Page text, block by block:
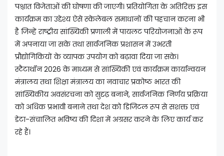
पश्चात विजेताओं की घोषणा की जाएगी। प्रतियोगिता के अतिरिक्त इस
कार्यक्रम का उद्देश्य ऐसे स्केलेबल समाधानों की पहचान करना भी
है जिन्हें राष्ट्रीय सांख्यिकी प्रणाली में पायलट परियोजनाओं के रूप
में अपनाया जा सके तथा सार्वजनिक प्रशासन में उभरती
प्रौद्योगिकियों के व्यापक उपयोग को बढ़ावा दिया जा सके।
स्टैटाथॉन 2026 के माध्यम से सांख्यिकी एवं कार्यक्रम कार्यान्वयन
मंत्रालय तथा शिक्षा मंत्रालय का नवाचार प्रकोष्ठ भारत की
सांख्यिकीय अवसंरचना को सुदृढ़ बनाने, सार्वजनिक निर्णय प्रक्रिया
को अधिक प्रभावी बनाने तथा देश को डिजिटल रूप से सशक्त एवं
डेटा-संचालित भविष्य की दिशा में अग्रसर करने के लिए कार्य कर
रहे हैं।